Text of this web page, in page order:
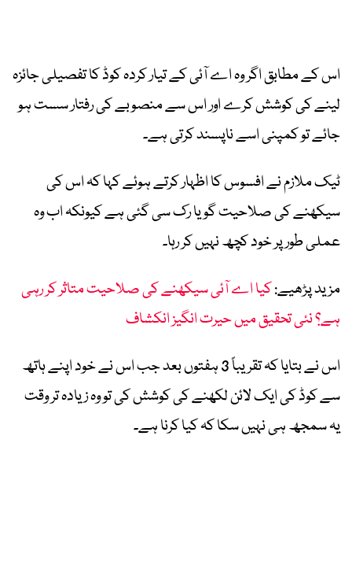
اس کے مطابق اگر وہ اے آئی کے تیار کردہ کوڈ کا تفصیلی جائزہ
لینے کی کوشش کرے اور اس سے منصوبے کی رفتار سست ہو
جائے تو کمپنی اسے ناپسند کرتی ہے۔
ٹیک ملازم نے افسوس کا اظہار کرتے ہوئے کہا کہ اس کی
سیکھنے کی صلاحیت گویا رک سی گئی ہے کیونکہ اب وہ
عملی طور پر خود کچھ نہیں کر رہا۔
مزید پڑھیے:کیا اے آئی سیکھنے کی صلاحیت متاثر کر رہی
ہے؟ نئی تحقیق میں حیرت انگیز انکشاف
اس نے بتایا کہ تقریباً 3 ہفتوں بعد جب اس نے خود اپنے ہاتھ
سے کوڈ کی ایک لائن لکھنے کی کوشش کی تو وہ زیادہ تر وقت
یہ سمجھ ہی نہیں سکا کہ کیا کرنا ہے۔